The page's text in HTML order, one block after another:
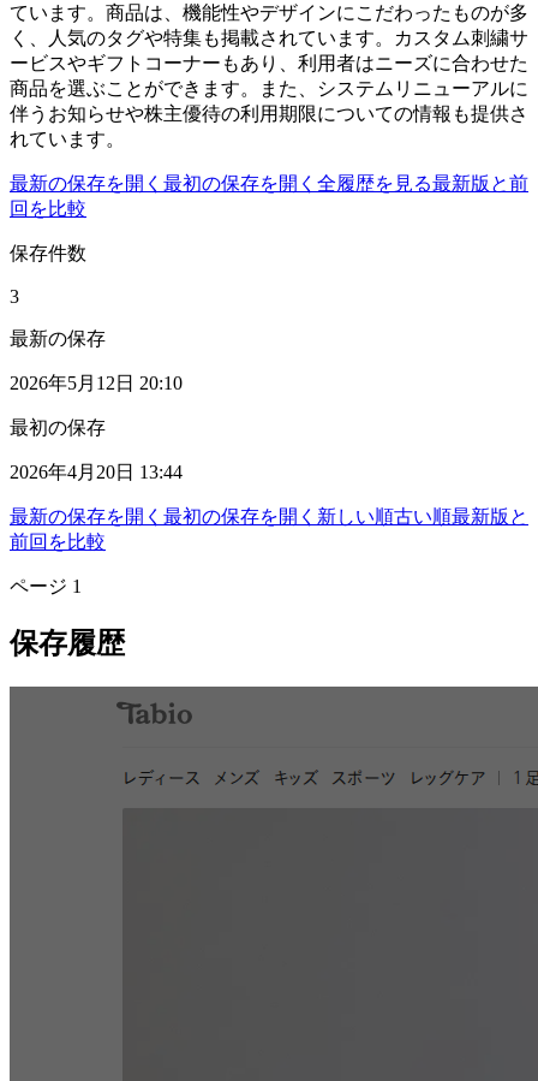
ています。商品は、機能性やデザインにこだわったものが多
く、人気のタグや特集も掲載されています。カスタム刺繍サ
ービスやギフトコーナーもあり、利用者はニーズに合わせた
商品を選ぶことができます。また、システムリニューアルに
伴うお知らせや株主優待の利用期限についての情報も提供さ
れています。
最新の保存を開く 最初の保存を開く 全履歴を見る最新版と前
回を比較
保存件数
3
最新の保存
2026年5月12日 20:10
最初の保存
2026年4月20日 13:44
最新の保存を開く 最初の保存を開く 新しい順古い順最新版と
前回を比較
ページ 1
保存履歴